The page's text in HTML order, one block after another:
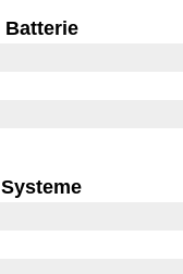
Batterie
Systeme